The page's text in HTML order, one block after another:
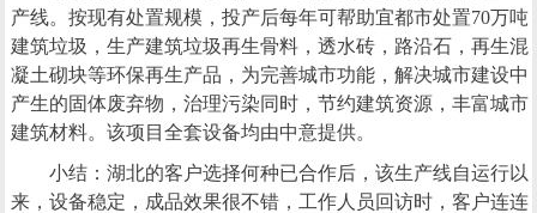
产线。按现有处置规模，投产后每年可帮助宜都市处置70万吨
建筑垃圾，生产建筑垃圾再生骨料，透水砖，路沿石，再生混
凝土砌块等环保再生产品，为完善城市功能，解决城市建设中
产生的固体废弃物，治理污染同时，节约建筑资源，丰富城市
建筑材料。该项目全套设备均由中意提供。
小结：湖北的客户选择何种已合作后，该生产线自运行以
来，设备稳定，成品效果很不错，工作人员回访时，客户连连